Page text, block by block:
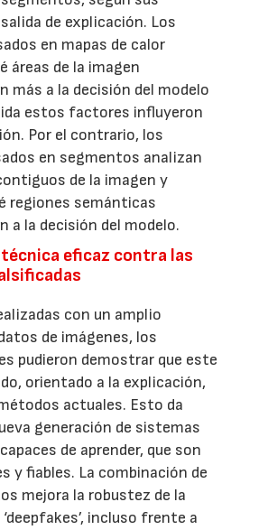
de explicación. Los
en mapas de calor
áreas de la imagen
más a la decisión del modelo
estos factores influyeron
Por el contrario, los
en segmentos analizan
de la imagen y
regiones semánticas
a la decisión del modelo.
eficaz contra las
con un amplio
de imágenes, los
pudieron demostrar que este
orientado a la explicación,
actuales. Esto da
generación de sistemas
de aprender, que son
y fiables. La combinación de
mejora la robustez de la
incluso frente a